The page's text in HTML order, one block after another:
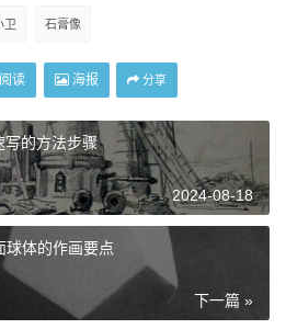
卫 石膏像
读 海报 分享
的方法步骤
2024-08-18
体的作画要点
下一篇 »